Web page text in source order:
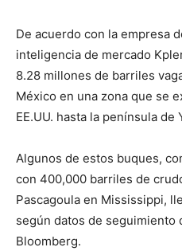
De acuerdo con la empresa
inteligencia de mercado
8.28 millones de barriles
México en una zona que se
EE.UU. hasta la península de
Algunos de estos buques,
con 400,000 barriles de
Pascagoula en Mississippi,
según datos de seguimiento
Bloomberg.